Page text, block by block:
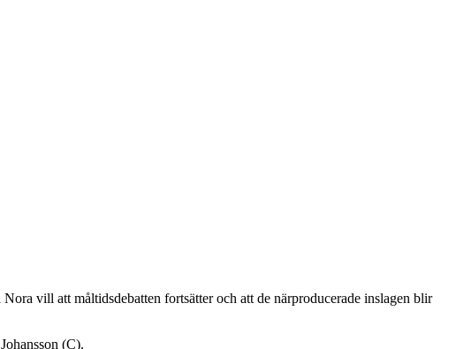
vill att måltidsdebatten fortsätter och att de närproducerade inslagen blir
(C).